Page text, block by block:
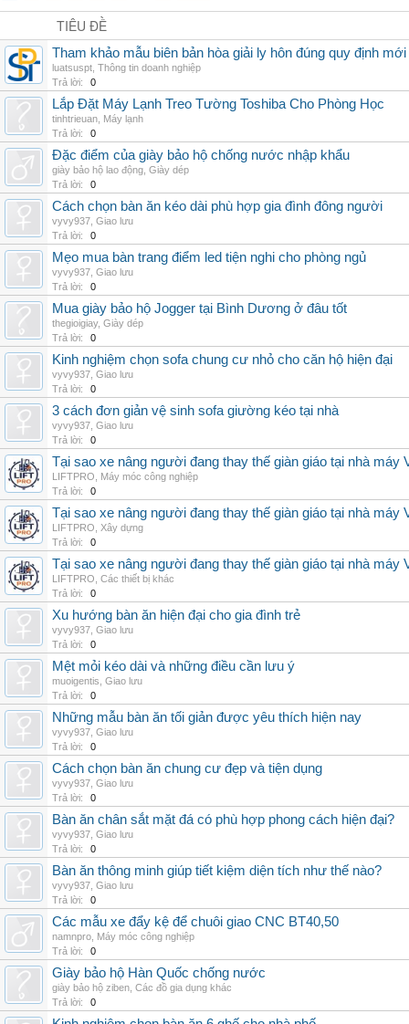
TIÊU ĐỀ
Tham khảo mẫu biên bản hòa giải ly hôn đúng quy định mới
luatsuspt Thông tin doanh nghiệp
Trả lời:
0
Lắp Đặt Máy Lạnh Treo Tường Toshiba Cho Phòng Học
tinhtrieuan Máy lạnh
Trả lời:
0
Đặc điểm của giày bảo hộ chống nước nhập khẩu
giày bảo hộ lao động Giày dép
Trả lời:
0
Cách chọn bàn ăn kéo dài phù hợp gia đình đông người
vyvy937 Giao lưu
Trả lời:
0
Mẹo mua bàn trang điểm led tiện nghi cho phòng ngủ
vyvy937 Giao lưu
Trả lời:
0
Mua giày bảo hộ Jogger tại Bình Dương ở đâu tốt
thegioigiay, Giày dép
Trả lời:
0
Kinh nghiệm chọn sofa chung cư nhỏ cho căn hộ hiện đại
vyvy937 Giao lưu
Trả lời:
0
3 cách đơn giản vệ sinh sofa giường kéo tại nhà
vyvy937 Giao lưu
Trả lời:
0
Tại sao xe nâng người đang thay thế giàn giáo tại nhà máy
LIFTPRO
Máy móc công nghiệp
Trả lời:
0
Tại sao xe nâng người đang thay thế giàn giáo tại nhà máy
LIFTPRO
Xây dựng
Trả lời:
0
Tại sao xe nâng người đang thay thế giàn giáo tại nhà máy
LIFTPRO Các thiết bị khác
Trả lời:
0
Xu hướng bàn ăn hiện đại cho gia đình trẻ
vyvy937 Giao lưu
Trả lời:
0
Mệt mỏi kéo dài và những điều cần lưu ý
muoigentis Giao lưu
Trả lời:
0
Những mẫu bàn ăn tối giản được yêu thích hiện nay
vyvy937 Giao lưu
Trả lời:
0
Cách chọn bàn ăn chung cư đẹp và tiện dụng
vyvy937 Giao lưu
Trả lời:
0
Bàn ăn chân sắt mặt đá có phù hợp phong cách hiện đại?
vyvy937 Giao lưu
Trả lời:
0
Bàn ăn thông minh giúp tiết kiệm diện tích như thế nào?
vyvy937 Giao lưu
Trả lời:
0
Các mẫu xe đẩy kệ để chuôi giao CNC BT40,50
namnpro Máy móc công nghiệp
Trả lời:
0
Giày bảo hộ Hàn Quốc chống nước
giày bảo hộ ziben Các đồ gia dụng khác
Trả lời:
0